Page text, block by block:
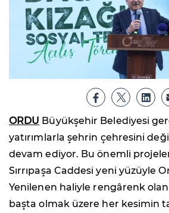
ORDU Büyükşehir Belediyesi
yatırımlarla şehrin çehresini
devam ediyor. Bu önemli
Sırrıpaşa Caddesi yeni yüzüyle
Yenilenen haliyle rengârenk
başta olmak üzere her kesimin